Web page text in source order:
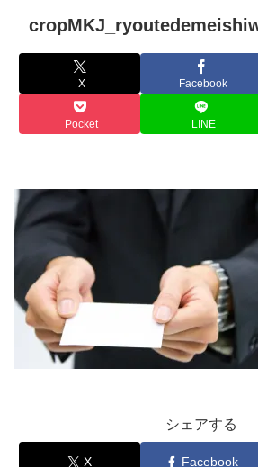
X Facebook
Pocket LINE
シェアする
X Facebook